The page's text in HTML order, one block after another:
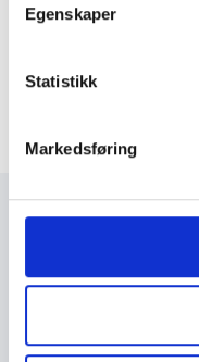
Egenskaper
Statistikk
Markedsføring